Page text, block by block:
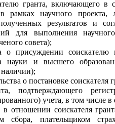
гранта, включающего в
рамках научного проекта,
результатов и
для выполнения
совета);
о присуждении соискателю
науки и высшего
о постановке соискателя
подтверждающего
учета, в том числе
в отношении соискателя
сбора, плательщиком